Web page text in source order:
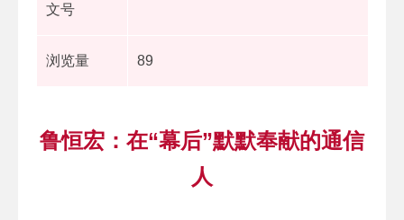
文号
浏览量 89
鲁恒宏：在“幕后”默默奉献的通信
人